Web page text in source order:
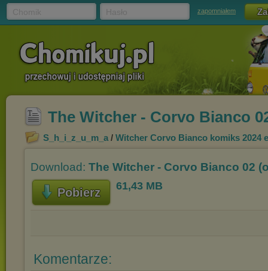
zapomniałem
The Witcher - Corvo Bianco
S_h_i_z_u_m_a / Witcher Corvo Bianco komiks 2024
Download: The Witcher - Corvo Bianco 02
Pobierz 61,43 MB
Komentarze: